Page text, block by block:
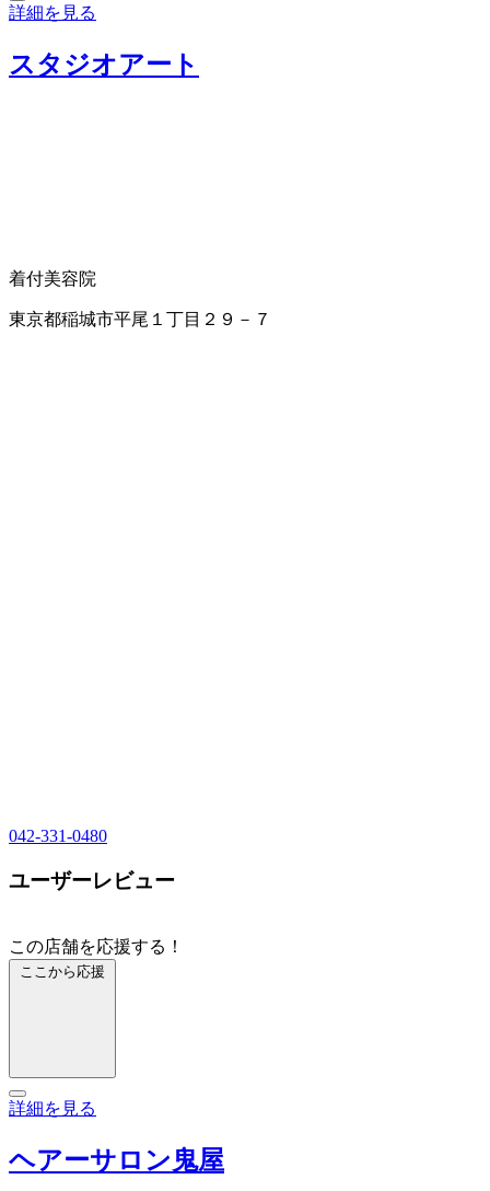
詳細を見る
スタジオアート
着付美容院
東京都稲城市平尾１丁目２９－７
042-331-0480
ユーザーレビュー
この店舗を応援する！
ここから応援
詳細を見る
ヘアーサロン鬼屋